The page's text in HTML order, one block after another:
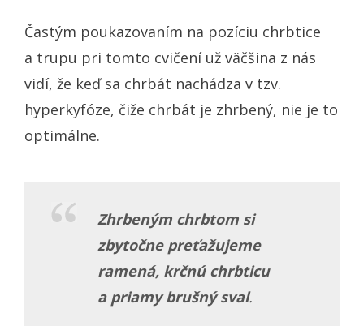
Častým poukazovaním na pozíciu chrbtice
a trupu pri tomto cvičení už väčšina z nás
vidí, že keď sa chrbát nachádza v tzv.
hyperkyfóze, čiže chrbát je zhrbený, nie je to
optimálne.
Zhrbeným chrbtom si
zbytočne preťažujeme
ramená, krčnú chrbticu
a priamy brušný sval.